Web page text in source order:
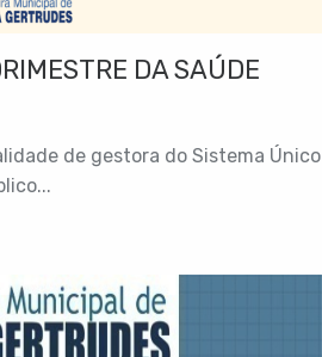
DA SAÚDE
de gestora do Sistema Único